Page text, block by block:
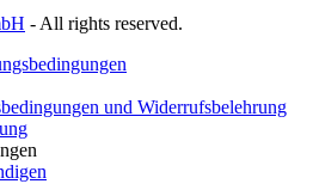
- All rights reserved.
und Widerrufsbelehrung